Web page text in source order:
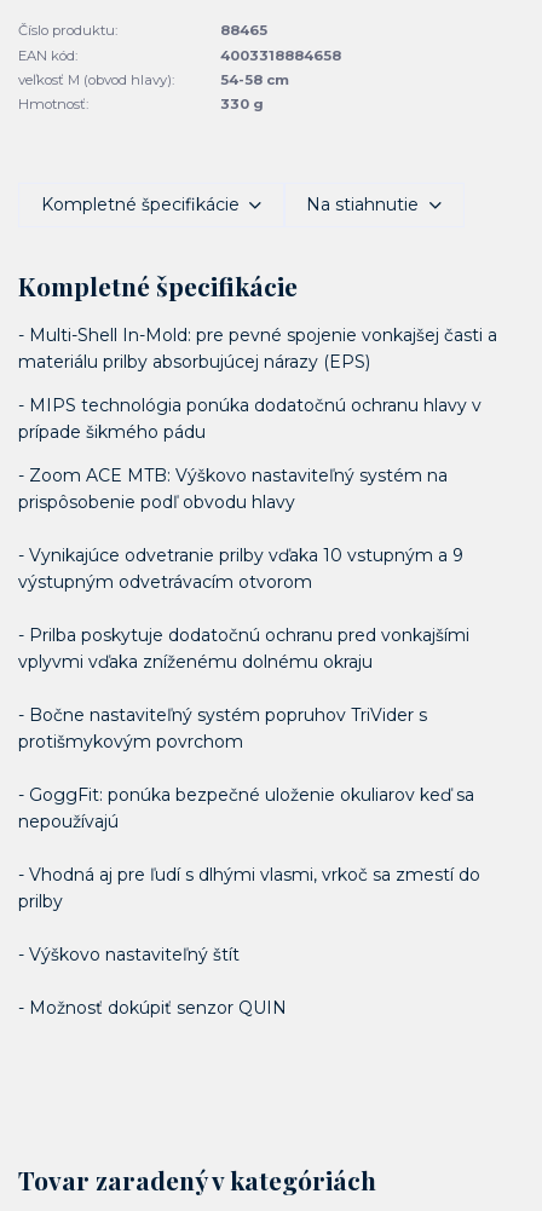
Číslo produktu:
88465
EAN kód:
4003318884658
veľkosť M (obvod hlavy):
54-58 cm
Hmotnosť:
330 g
Kompletné špecifikácie Na stiahnutie
Kompletné špecifikácie
- Multi-Shell In-Mold: pre pevné spojenie vonkajšej časti a
materiálu prilby absorbujúcej nárazy (EPS)
- MIPS technológia ponúka dodatočnú ochranu hlavy v
prípade šikmého pádu
- Zoom ACE MTB: Výškovo nastaviteľný systém na
prispôsobenie podľ obvodu hlavy
- Vynikajúce odvetranie prilby vďaka 10 vstupným a 9
výstupným odvetrávacím otvorom
- Prilba poskytuje dodatočnú ochranu pred vonkajšími
vplyvmi vďaka zníženému dolnému okraju
- Bočne nastaviteľný systém popruhov TriVider s
protišmykovým povrchom
- GoggFit: ponúka bezpečné uloženie okuliarov keď sa
nepoužívajú
- Vhodná aj pre ľudí s dlhými vlasmi, vrkoč sa zmestí do
prilby
- Výškovo nastaviteľný štít
- Možnosť dokúpiť senzor QUIN
Tovar zaradený v kategóriách